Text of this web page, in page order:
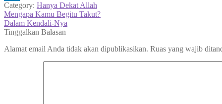
LinkedIn
Category: Hanya Dekat Allah
Navigasi
pos
Previous
post:
Mengapa Kamu Begitu Takut?
Next
post:
Dalam Kendali-Nya
Tinggalkan Balasan
Alamat email Anda tidak akan dipublikasikan. Ruas yang wajib